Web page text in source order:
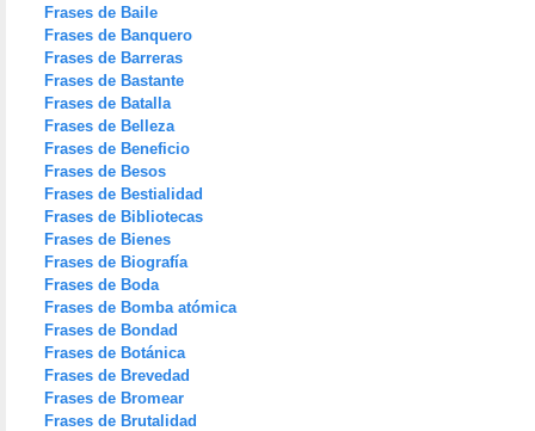
Frases de Baile
Frases de Banquero
Frases de Barreras
Frases de Bastante
Frases de Batalla
Frases de Belleza
Frases de Beneficio
Frases de Besos
Frases de Bestialidad
Frases de Bibliotecas
Frases de Bienes
Frases de Biografía
Frases de Boda
Frases de Bomba atómica
Frases de Bondad
Frases de Botánica
Frases de Brevedad
Frases de Bromear
Frases de Brutalidad